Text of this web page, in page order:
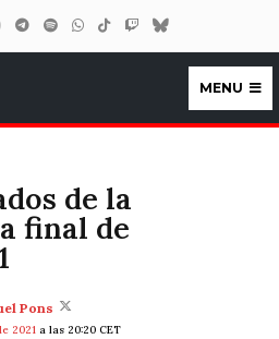
MENU
de la
final de
Pons
2021 a las 20:20 CET